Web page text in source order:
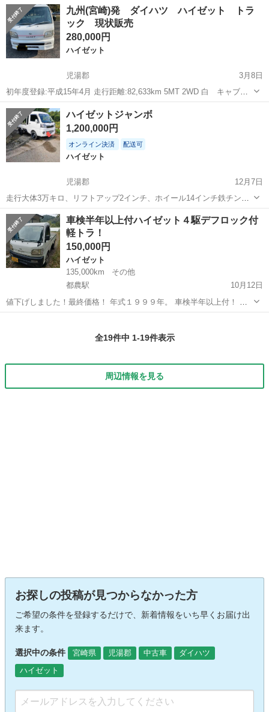
ます。 気になる事は質問からお願いします。
宮崎 児湯郡 ハイゼット 走行距離
九州(宮崎)発 ダイハツ ハイゼット トラ
ック 現状販売
280,000円
ハイゼット
児湯郡
3月8日
初年度登録:平成15年4月 走行距離:82,633km 5MT 2WD 白 キャブオ
ーバー エンジンは好調で毎日元気よく走りますが、年式が新しくな
いため現車確認と試乗をお願いします。 キズ、ヘコミ等はあります。
エアコン...
宮崎 児湯郡 ハイゼット 九州
ハイゼットジャンボ
1,200,000円
オンライン決済 配送可
ハイゼット
児湯郡
12月7日
走行大体3万キロ、リフトアップ2インチ、ホイール14インチ鉄チン、
オートマ4速4駆です！全体的に綺麗です！
宮崎 児湯郡 ハイゼット ジャンボ
車検半年以上付ハイゼット４駆デフロック付
軽トラ！
150,000円
ハイゼット
135,000km
その他
都農駅
10月12日
値下げしました！最終価格！ 年式１９９９年。 車検半年以上付！ ４
駆デフロック付！ 走行135000km！ フロントミラー付！ 荷台照明付！
全19件中 1-19件表示
周辺情報を見る
お探しの投稿が見つからなかった方
ご希望の条件を登録するだけで、新着情報をいち早くお届け出
来ます。
選択中の条件 宮崎県 児湯郡 中古車
ダイハツ
ハイゼット